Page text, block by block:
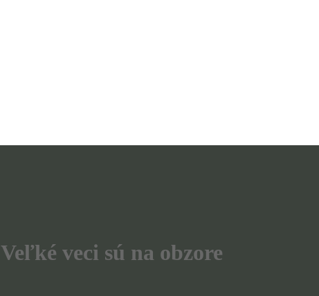
Veľké veci sú na obzore